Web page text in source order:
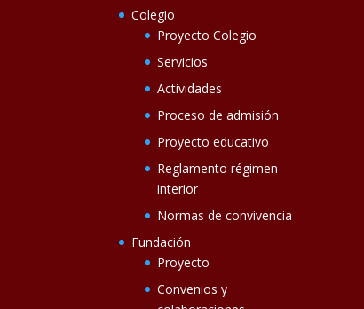
Colegio
Proyecto Colegio
Servicios
Actividades
Proceso de admisión
Proyecto educativo
Reglamento régimen
interior
Normas de convivencia
Fundación
Proyecto
Convenios y